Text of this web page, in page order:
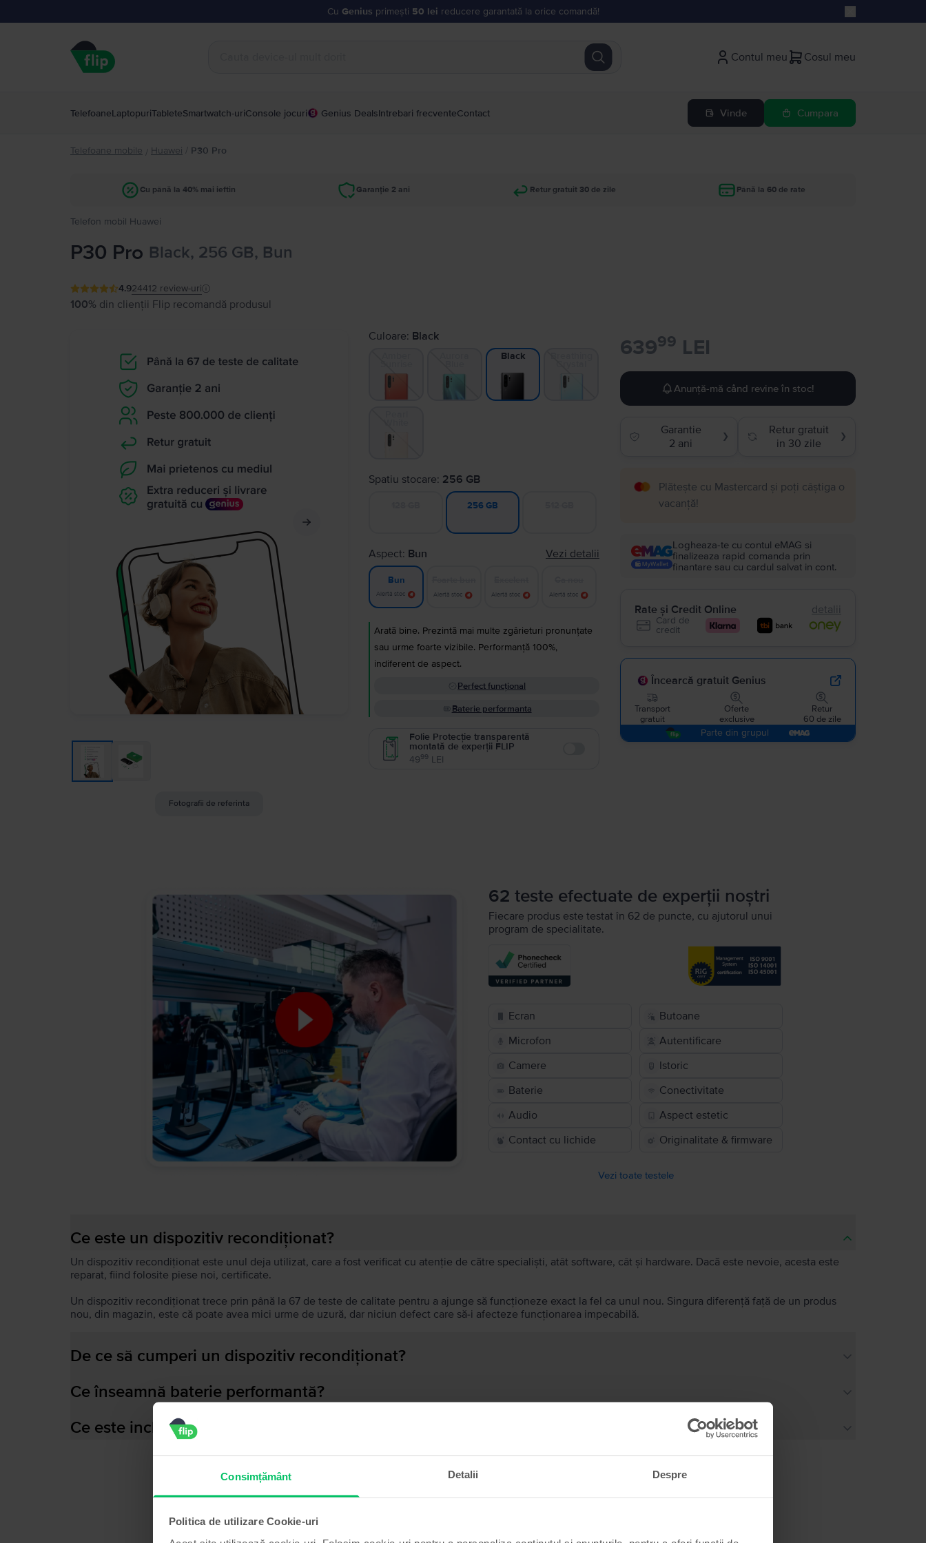
Consimțământ Detalii Despre
Politica de utilizare Cookie-uri
Cu Genius primești 50 lei reducere garantată la orice comandă!
Contul meu Cosul meu
TelefoaneLaptopuriTableteSmartwatch-uriConsole jocuri Genius DealsIntrebari frecventeContact Vinde Cumpara
Telefoane mobile / Huawei / P30 Pro
Cu până la 40% mai ieftin Garanție 2 ani Retur gratuit 30 de zile Până la 60 de rate
Telefon mobil Huawei
P30 Pro Black, 256 GB, Bun
4.924412 review-uri
100% din clienții Flip recomandă produsul
Fotografii de referinta
Culoare: Black
Black
Spatiu stocare: 256 GB
256 GB
Aspect: Bun Vezi detalii
Bun
Alertă stoc Alertă stoc Alertă stoc Alertă stoc
Arată bine. Prezintă mai multe zgârieturi pronunțate
sau urme foarte vizibile. Performanță 100%,
indiferent de aspect.
Perfect funcțional
Baterie performanta
Folie Protecție transparentă
montată de experții FLIP
4999 LEI
63999 LEI
Anunță-mă când revine în stoc!
Garantie
2 ani
❯
Retur gratuit
in 30 zile
❯
Plătește cu Mastercard și poți câștiga o
vacanță!
Logheaza-te cu contul eMAG si
finalizeaza rapid comanda prin
finantare sau cu cardul salvat in cont.
Rate și Credit Online detalii
Card de
credit
Încearcă gratuit Genius
Transport
gratuit
Oferte
exclusive
Retur
60 de zile
Parte din grupul
62 teste efectuate de experții noștri
Fiecare produs este testat în 62 de puncte, cu ajutorul unui
program de specialitate.
Ecran
Butoane
Microfon
Autentificare
Camere
Istoric
Baterie
Conectivitate
Audio
Aspect estetic
Contact cu lichide
Originalitate & firmware
Vezi toate testele
Ce este un dispozitiv recondiționat?
Un dispozitiv recondiționat este unul deja utilizat, care a fost verificat cu atenție de către specialiști, atât software, cât și hardware. Dacă este nevoie, acesta este
reparat, fiind folosite piese noi, certificate.
Un dispozitiv recondiționat trece prin până la 67 de teste de calitate pentru a ajunge să funcționeze exact la fel ca unul nou. Singura diferență față de un produs
nou, din magazin, este că poate avea mici urme de uzură, dar niciun defect care să-i afecteze funcționarea impecabilă.
De ce să cumperi un dispozitiv recondiționat?
Ce înseamnă baterie performantă?
Ce este inclus în cutia dispozitivului?
Produse similare căutării tale